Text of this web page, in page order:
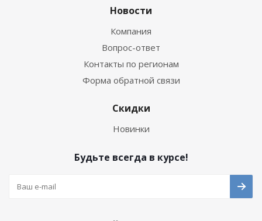
Новости
Компания
Вопрос-ответ
Контакты по регионам
Форма обратной связи
Скидки
Новинки
Будьте всегда в курсе!